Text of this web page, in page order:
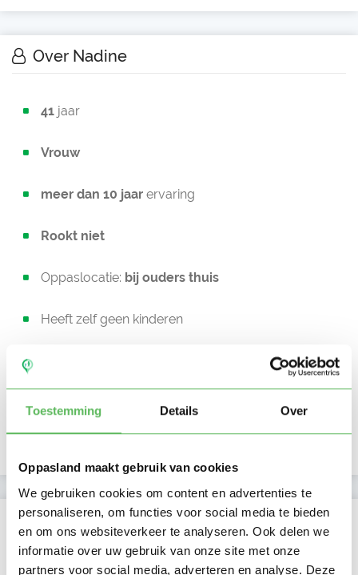
Toestemming Details Over
Oppasland maakt gebruik van cookies
We gebruiken cookies om content en advertenties te
personaliseren, om functies voor social media te bieden
en om ons websiteverkeer te analyseren. Ook delen we
informatie over uw gebruik van onze site met onze
partners voor social media, adverteren en analyse. Deze
Over Nadine
41 jaar
Vrouw
meer dan 10 jaar ervaring
Rookt niet
Oppaslocatie: bij ouders thuis
Heeft zelf geen kinderen
Auto beschikbaar
Kan oppassen op
Ma Di Wo Do Vr Za
Ochtend